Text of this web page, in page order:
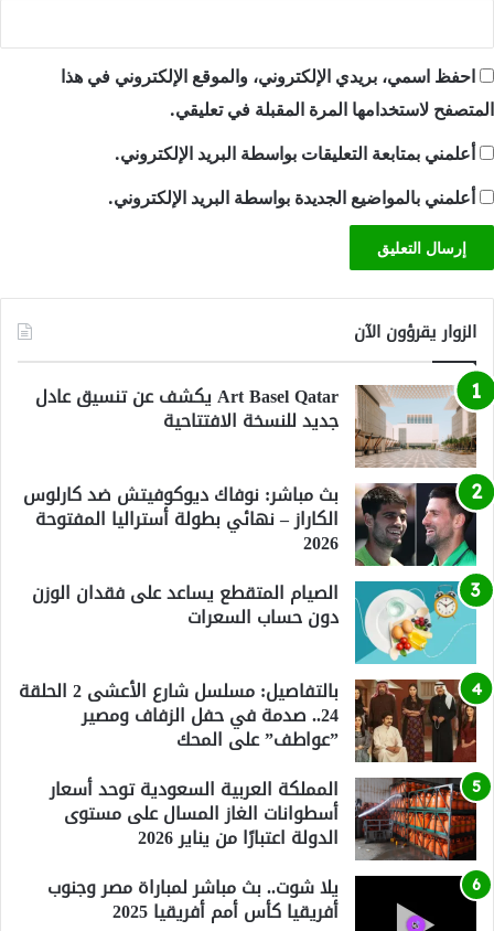
احفظ اسمي، بريدي الإلكتروني، والموقع الإلكتروني في هذا
المتصفح لاستخدامها المرة المقبلة في تعليقي.
أعلمني بمتابعة التعليقات بواسطة البريد الإلكتروني.
أعلمني بالمواضيع الجديدة بواسطة البريد الإلكتروني.
الزوار يقرؤون الآن
Art Basel Qatar يكشف عن تنسيق عادل
جديد للنسخة الافتتاحية
بث مباشر: نوفاك ديوكوفيتش ضد كارلوس
الكاراز – نهائي بطولة أستراليا المفتوحة
2026
الصيام المتقطع يساعد على فقدان الوزن
دون حساب السعرات
بالتفاصيل: مسلسل شارع الأعشى 2 الحلقة
24.. صدمة في حفل الزفاف ومصير
”عواطف” على المحك
المملكة العربية السعودية توحد أسعار
أسطوانات الغاز المسال على مستوى
الدولة اعتبارًا من يناير 2026
يلا شوت.. بث مباشر لمباراة مصر وجنوب
أفريقيا كأس أمم أفريقيا 2025